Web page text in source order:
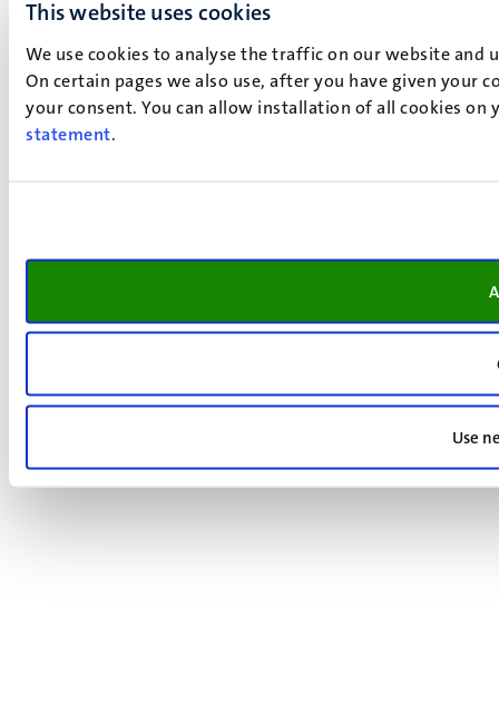
This website uses cookies
We use cookies to analyse the traffic on our website
On certain pages we also use, after you have given your
your consent. You can allow installation of all cookies
statement.
Use